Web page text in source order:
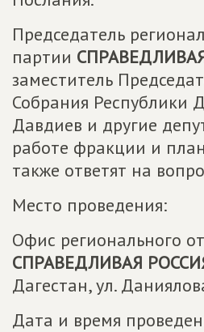
Председатель
партии
заместитель
Собрания Республики
Давдиев и другие
работе фракции и
также ответят на
Место проведения:
Офис регионального
СПРАВЕДЛИВАЯ
Дагестан, ул.
Дата и время